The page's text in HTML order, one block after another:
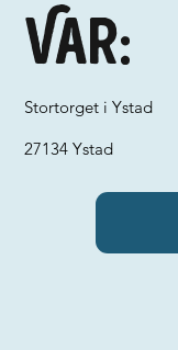
Var:
Stortorget i Ystad
27134 Ystad